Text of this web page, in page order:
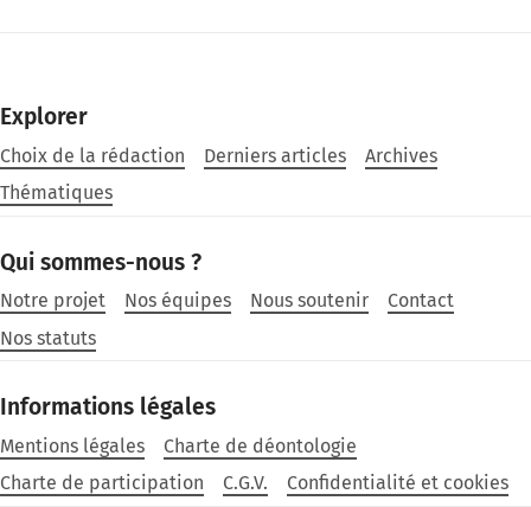
Explorer
Choix de la rédaction Derniers articles
Archives
Thématiques
Qui sommes-nous ?
Notre projet Nos équipes Nous soutenir
Contact
Nos statuts
Informations légales
Mentions légales
Charte de déontologie
Charte de participation
C.G.V. Confidentialité et cookies